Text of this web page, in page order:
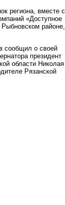
региона, вместе с
«Доступное
районе,
сообщил о своей
президент
области Николая
Рязанской